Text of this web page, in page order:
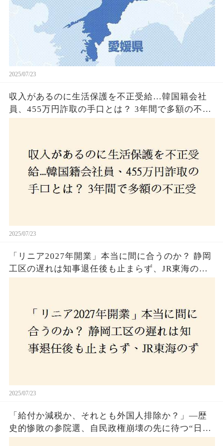
2025/07/23
収入があるのに生活保護を不正受給…韓国籍会社
員、455万円詐取の手口とは？ 3年間で多額の不正
2025/07/23
「リニア2027年開業」本当に間に合うのか？ 静岡
工区の遅れは知事退任後も止まらず、JR東海のず
2025/07/23
「給付か減税か、それとも外国人排除か？」―歴
史的惨敗の参院選、自民政権崩壊の先に待つ“日本